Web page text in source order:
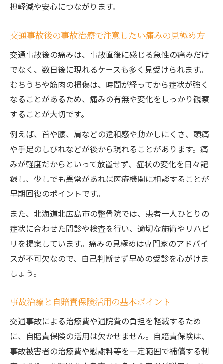
事故治療と保険会社への対応ポイント
点
早期回復を目指す事故治療の具体的な流れ
事故治療で実践される初診から回復までの
流れ
事故治療と日常生活の両立ポイント
事故治療で経過を見守るリハビリ対応
事故治療中に注意したい生活習慣の見直し
事故治療の進捗報告とサポート体制の重要
性
事故治療のための整骨院選びと失敗しないコツ
事故治療を受ける際の整骨院選びの基準
事故治療で実績がある整骨院の特徴とは
事故治療と口コミの活用法を徹底解説
担軽減や安心につながります。
交通事故後の事故治療で注意したい痛みの見極め方
交通事故後の痛みは、事故直後に感じる急性の痛みだけ
でなく、数日後に現れるケースも多く見受けられます。
むちうちや筋肉の損傷は、時間が経ってから症状が強く
なることがあるため、痛みの有無や変化をしっかり観察
することが大切です。
例えば、首や腰、肩などの違和感や動かしにくさ、頭痛
や手足のしびれなどが後から現れることがあります。痛
みが軽度だからといって放置せず、症状の変化を日々記
録し、少しでも異常があれば医療機関に相談することが
早期回復のポイントです。
また、北海道北広島市の整骨院では、患者一人ひとりの
症状に合わせた問診や検査を行い、適切な施術やリハビ
リを提案しています。痛みの見極めは専門家のアドバイ
スが不可欠なので、自己判断せず早めの受診を心がけま
しょう。
事故治療と自賠責保険活用の基本ポイント
交通事故による治療費や通院費の負担を軽減するため
に、自賠責保険の活用は欠かせません。自賠責保険は、
事故被害者の治療費や慰謝料等を一定範囲で補償する制